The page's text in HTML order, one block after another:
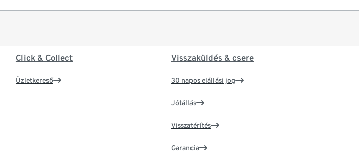
Click & Collect
Üzletkereső
Visszaküldés & csere
30 napos elállási jog
Jótállás
Visszatérítés
Garancia